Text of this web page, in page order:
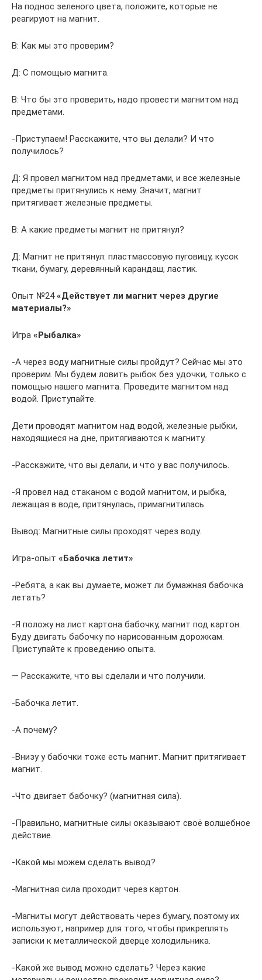
На поднос зеленого цвета, положите, которые не
реагируют на магнит.
В: Как мы это проверим?
Д: С помощью магнита.
В: Что бы это проверить, надо провести магнитом над
предметами.
-Приступаем! Расскажите, что вы делали? И что
получилось?
Д: Я провел магнитом над предметами, и все железные
предметы притянулись к нему. Значит, магнит
притягивает железные предметы.
В: А какие предметы магнит не притянул?
Д: Магнит не притянул: пластмассовую пуговицу, кусок
ткани, бумагу, деревянный карандаш, ластик.
Опыт №24«Действует ли магнит через другие
материалы?»
Игра «Рыбалка»
-А через воду магнитные силы пройдут? Сейчас мы это
проверим. Мы будем ловить рыбок без удочки, только с
помощью нашего магнита. Проведите магнитом над
водой. Приступайте.
Дети проводят магнитом над водой, железные рыбки,
находящиеся на дне, притягиваются к магниту.
-Расскажите, что вы делали, и что у вас получилось.
-Я провел над стаканом с водой магнитом, и рыбка,
лежащая в воде, притянулась, примагнитилась.
Вывод: Магнитные силы проходят через воду.
Игра-опыт «Бабочка летит»
-Ребята, а как вы думаете, может ли бумажная бабочка
летать?
-Я положу на лист картона бабочку, магнит под картон.
Буду двигать бабочку по нарисованным дорожкам.
Приступайте к проведению опыта.
— Расскажите, что вы сделали и что получили.
-Бабочка летит.
-А почему?
-Внизу у бабочки тоже есть магнит. Магнит притягивает
магнит.
-Что двигает бабочку? (магнитная сила).
-Правильно, магнитные силы оказывают своё волшебное
действие.
-Какой мы можем сделать вывод?
-Магнитная сила проходит через картон.
-Магниты могут действовать через бумагу, поэтому их
используют, например для того, чтобы прикреплять
записки к металлической дверце холодильника.
-Какой же вывод можно сделать? Через какие